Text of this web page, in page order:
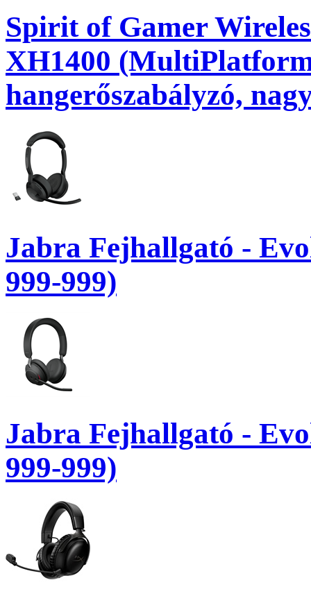
Spirit of Gamer
XH1400
hangerőszabályzó,
Jabra Fejhallgató -
999-999)
Jabra Fejhallgató -
999-999)